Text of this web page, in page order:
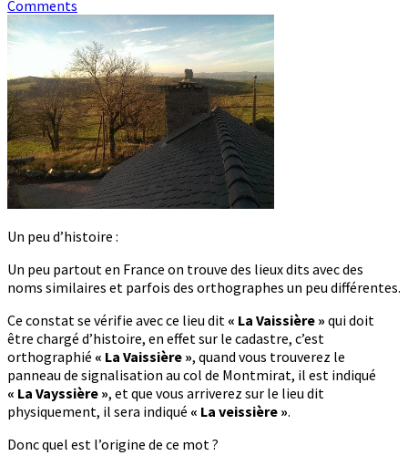
Comments
Un peu d’histoire :
Un peu partout en France on trouve des lieux dits avec des
noms similaires et parfois des orthographes un peu différentes.
Ce constat se vérifie avec ce lieu dit « La Vaissière » qui doit
être chargé d’histoire, en effet sur le cadastre, c’est
orthographié « La Vaissière », quand vous trouverez le
panneau de signalisation au col de Montmirat, il est indiqué
« La Vayssière », et que vous arriverez sur le lieu dit
physiquement, il sera indiqué « La veissière ».
Donc quel est l’origine de ce mot ?